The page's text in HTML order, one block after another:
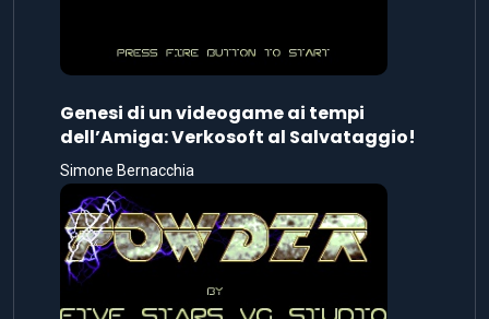
Genesi di un videogame ai tempi
dell’Amiga: Verkosoft al Salvataggio!
Simone Bernacchia